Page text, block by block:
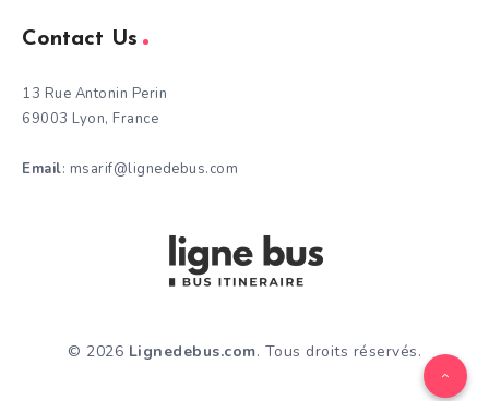
Contact Us
13 Rue Antonin Perin
69003 Lyon, France
Email: msarif@lignedebus.com
© 2026 Lignedebus.com. Tous droits réservés.